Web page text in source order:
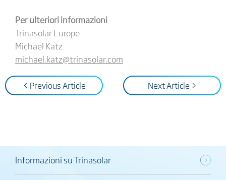
Per ulteriori informazioni
Trinasolar Europe
Michael Katz
michael.katz@trinasolar.com
< Previous Article Next Article >
Informazioni su Trinasolar